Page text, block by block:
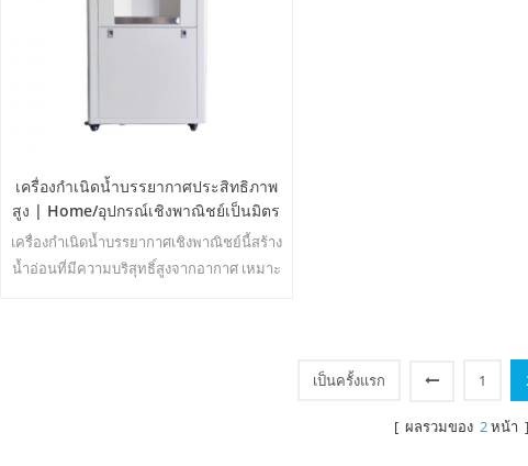
เครื่องกำเนิดน้ำบรรยากาศประสิทธิภาพ
สูง | Home/อุปกรณ์เชิงพาณิชย์เป็นมิตร
กับสิ่งแวดล้อม | อีเอ-60อี
เครื่องกำเนิดน้ำบรรยากาศเชิงพาณิชย์นี้สร้าง
น้ำอ่อนที่มีความบริสุทธิ์สูงจากอากาศ เหมาะ
เป็นครั้งแรก 1
[ ผลรวมของ2หน้า ]